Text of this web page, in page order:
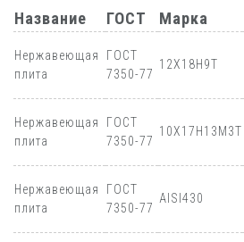
Название ГОСТ Марка
Нержавеющая
плита
ГОСТ
7350-77
12Х18Н9Т
Нержавеющая
плита
ГОСТ
7350-77
10Х17Н13М3Т
Нержавеющая
плита
ГОСТ
7350-77
AISI430